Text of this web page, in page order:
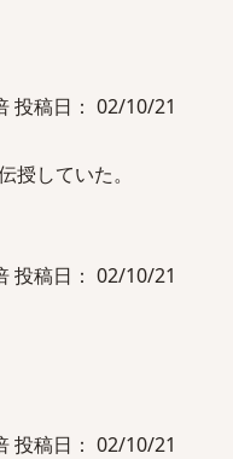
投稿日： 02/10/21
授していた。
投稿日： 02/10/21
投稿日： 02/10/21